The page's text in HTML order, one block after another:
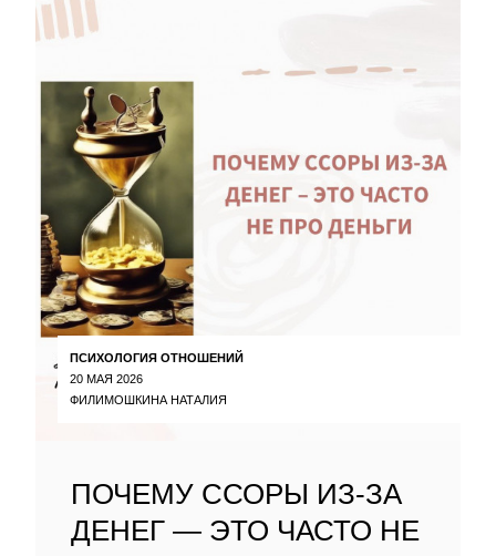
ПСИХОЛОГИЯ ОТНОШЕНИЙ
20 МАЯ 2026
ФИЛИМОШКИНА НАТАЛИЯ
ПОЧЕМУ ССОРЫ ИЗ-ЗА
ДЕНЕГ — ЭТО ЧАСТО НЕ